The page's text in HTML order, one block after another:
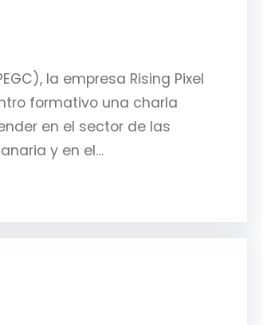
la empresa Rising Pixel
formativo una charla
en el sector de las
y en el…